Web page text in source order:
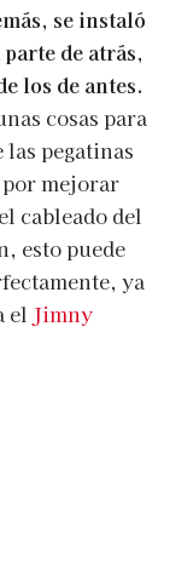
se instaló
de atrás,
los de antes.
cosas para
pegatinas
mejorar
cableado del
esto puede
ya
el Jimny